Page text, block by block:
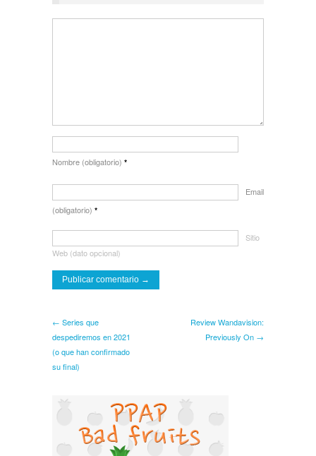
Nombre (obligatorio) *
Email
(obligatorio) *
Sitio
Web (dato opcional)
← Series que
despediremos en 2021
(o que han confirmado
su final)
Review Wandavision:
Previously On →